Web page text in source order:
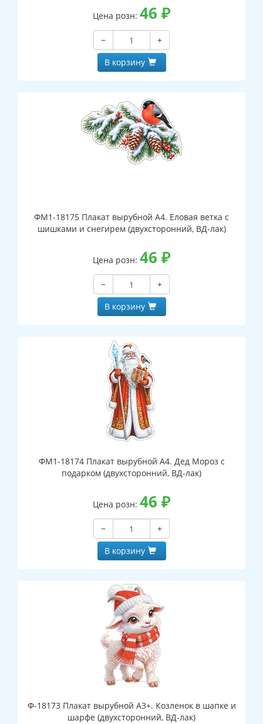
Цена розн: 46 ₽
−
+
В корзину
ФМ1-18175 Плакат вырубной А4. Еловая ветка с
шишками и снегирем (двухсторонний, ВД-лак)
Цена розн: 46 ₽
−
+
В корзину
ФМ1-18174 Плакат вырубной А4. Дед Мороз с
подарком (двухсторонний, ВД-лак)
Цена розн: 46 ₽
−
+
В корзину
Ф-18173 Плакат вырубной А3+. Козленок в шапке и
шарфе (двухсторонний, ВД-лак)